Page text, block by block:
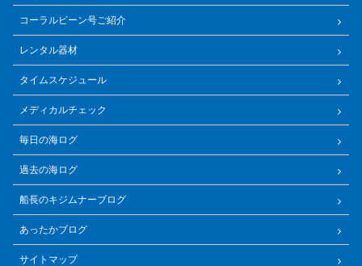
コーラルビーン号ご紹介
レンタル器材
タイムスケジュール
メディカルチェック
毎日の海ログ
過去の海ログ
船長のキジムナーブログ
あったかブログ
サイトマップ